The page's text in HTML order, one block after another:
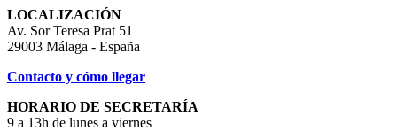
LOCALIZACIÓN
Av. Sor Teresa Prat 51
29003 Málaga - España
Contacto y cómo llegar
HORARIO DE SECRETARÍA
9 a 13h de lunes a viernes